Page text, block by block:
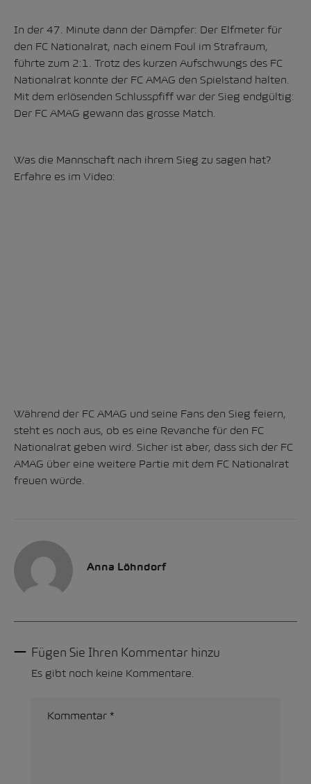
In der 47. Minute dann der Dämpfer: Der Elfmeter für
den FC Nationalrat, nach einem Foul im Strafraum,
führte zum 2:1. Trotz des kurzen Aufschwungs des FC
Nationalrat konnte der FC AMAG den Spielstand halten.
Mit dem erlösenden Schlusspfiff war der Sieg endgültig:
Der FC AMAG gewann das grosse Match.
Was die Mannschaft nach ihrem Sieg zu sagen hat?
Erfahre es im Video:
Während der FC AMAG und seine Fans den Sieg feiern,
steht es noch aus, ob es eine Revanche für den FC
Nationalrat geben wird. Sicher ist aber, dass sich der FC
AMAG über eine weitere Partie mit dem FC Nationalrat
freuen würde.
Anna Löhndorf
Fügen Sie Ihren Kommentar hinzu
Es gibt noch keine Kommentare.